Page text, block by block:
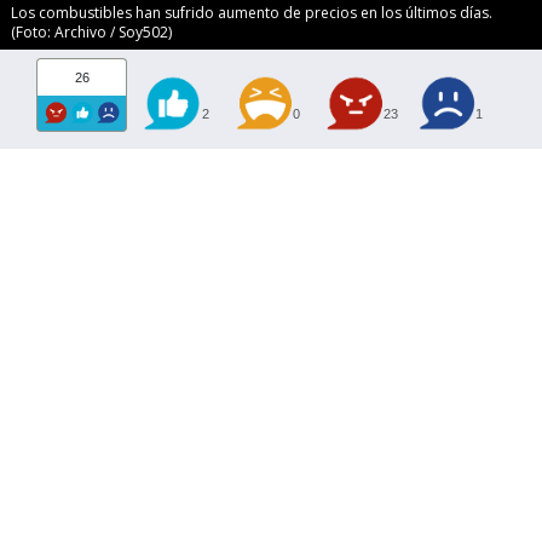
Los combustibles han sufrido aumento de precios en los últimos días.
(Foto: Archivo / Soy502)
26
2 0 23 1